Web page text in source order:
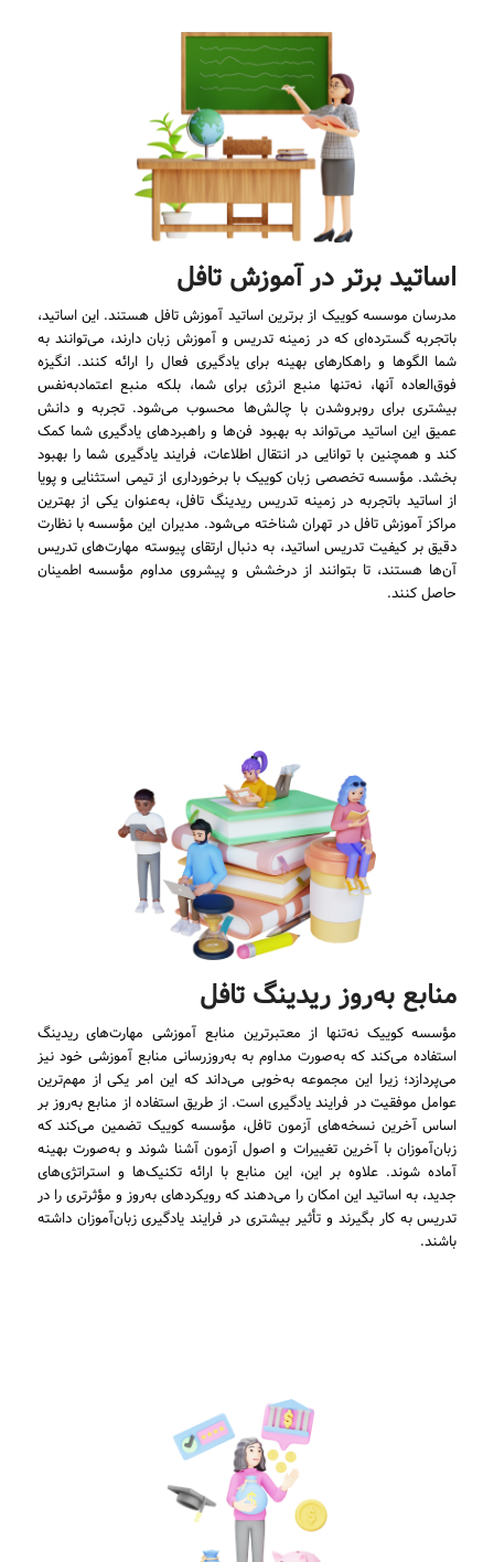
اساتید برتر در آموزش تافل
مدرسان موسسه کوییک از برترین اساتید آموزش تافل هستند. این اساتید،
باتجربه گسترده‌ای که در زمینه تدریس و آموزش زبان دارند، می‌توانند به
شما الگوها و راهکارهای بهینه برای یادگیری فعال را ارائه کنند. انگیزه
فوق‌العاده آنها، نه‌تنها منبع انرژی برای شما، بلکه منبع اعتمادبه‌نفس
بیشتری برای روبروشدن با چالش‌ها محسوب می‌شود. تجربه و دانش
عمیق این اساتید می‌تواند به بهبود فن‌ها و راهبردهای یادگیری شما کمک
کند و همچنین با توانایی در انتقال اطلاعات، فرایند یادگیری شما را بهبود
بخشد. مؤسسه تخصصی زبان کوییک با برخورداری از تیمی استثنایی و پویا
از اساتید باتجربه در زمینه تدریس ریدینگ تافل، به‌عنوان یکی از بهترین
مراکز آموزش تافل در تهران شناخته می‌شود. مدیران این مؤسسه با نظارت
دقیق بر کیفیت تدریس اساتید، به دنبال ارتقای پیوسته مهارت‌های تدریس
آن‌ها هستند، تا بتوانند از درخشش و پیشروی مداوم مؤسسه اطمینان
حاصل کنند.
منابع به‌روز ریدینگ تافل
مؤسسه کوییک نه‌تنها از معتبرترین منابع آموزشی مهارت‌های ریدینگ
استفاده می‌کند که به‌صورت مداوم به به‌روزرسانی منابع آموزشی خود نیز
می‌پردازد؛ زیرا این مجموعه به‌خوبی می‌داند که این امر یکی از مهم‌ترین
عوامل موفقیت در فرایند یادگیری است. از طریق استفاده از منابع به‌روز بر
اساس آخرین نسخه‌های آزمون تافل، مؤسسه کوییک تضمین می‌کند که
زبان‌آموزان با آخرین تغییرات و اصول آزمون آشنا شوند و به‌صورت بهینه
آماده شوند. علاوه بر این، این منابع با ارائه تکنیک‌ها و استراتژی‌های
جدید، به اساتید این امکان را می‌دهند که رویکردهای به‌روز و مؤثرتری را در
تدریس به کار بگیرند و تأثیر بیشتری در فرایند یادگیری زبان‌آموزان داشته
باشند.